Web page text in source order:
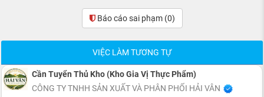
Báo cáo sai phạm (0)
VIỆC LÀM TƯƠNG TỰ
Cần Tuyển Thủ Kho (Kho Gia Vị Thực Phẩm)
CÔNG TY TNHH SẢN XUẤT VÀ PHÂN PHỐI HẢI VÂN